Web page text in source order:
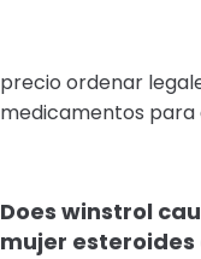
precio ordenar
medicamentos para
Does winstrol
mujer